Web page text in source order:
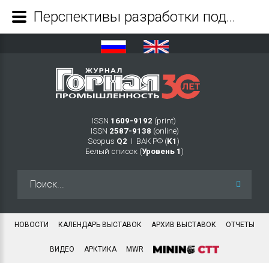
ISSN 1609-9192 (print)
ISSN 2587-9138 (online)
Scopus Q2 Ι ВАК РФ (K1 )
Белый список (Уровень 1 )
НОВОСТИ КАЛЕНДАРЬ ВЫСТАВОК АРХИВ ВЫСТАВОК ОТЧЕТЫ
ВИДЕО АРКТИКА MWR
Перспективы разработки подводных россыпей Вьетнама - Журнал Горная промышленность